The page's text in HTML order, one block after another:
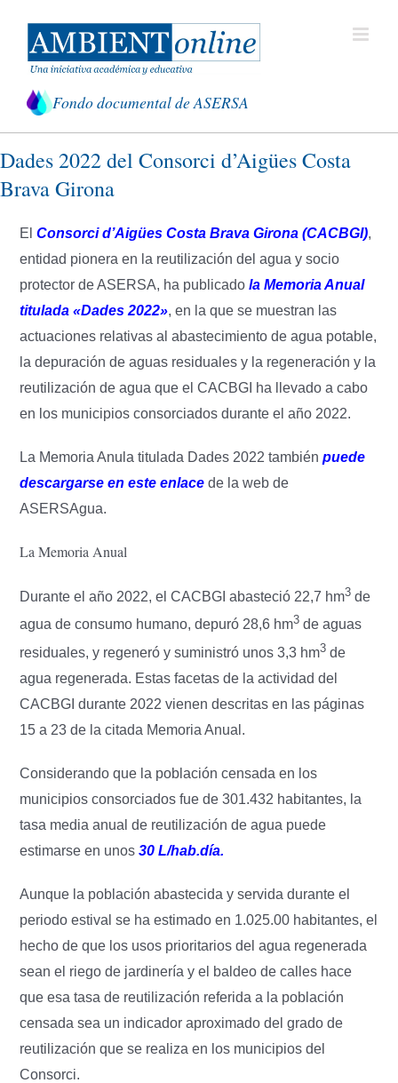
contenido
Fondo documental de ASERSA
Dades 2022 del Consorci d’Aigües Costa
Brava Girona
ElConsorci d’Aigües Costa Brava Girona (CACBGI),
entidad pionera en la reutilización del agua y socio
protector de ASERSA, ha publicadolaMemoriaAnual
titulada «Dades 2022», en la que se muestran las
actuaciones relativas al abastecimiento de agua potable,
la depuración de aguas residuales y la regeneración y la
reutilización de agua que el CACBGI ha llevado a cabo
en los municipios consorciados durante el año 2022.
La Memoria Anula titulada Dades 2022 tambiénpuede
descargarse en este enlace de la web de
ASERSAgua.
La Memoria Anual
Durante el año 2022, el CACBGI abasteció 22,7 hm3 de
agua de consumo humano, depuró 28,6 hm3 de aguas
residuales, y regeneró y suministró unos 3,3 hm3 de
agua regenerada. Estas facetas de la actividad del
CACBGI durante 2022 vienen descritas en las páginas
15 a 23 de la citada Memoria Anual.
Considerando que la población censada en los
municipios consorciados fue de 301.432 habitantes, la
tasa media anual de reutilización de agua puede
estimarse en unos30 L/hab.día.
Aunque la población abastecida y servida durante el
periodo estival se ha estimado en 1.025.00 habitantes, el
hecho de que los usos prioritarios del agua regenerada
sean el riego de jardinería y el baldeo de calles hace
que esa tasa de reutilización referida a la población
censada sea un indicador aproximado del grado de
reutilización que se realiza en los municipios del
Consorci.